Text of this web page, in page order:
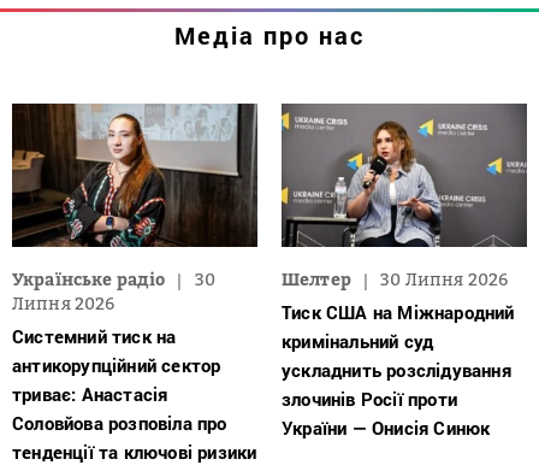
Медіа про нас
Українське радіо
30
Липня 2026
Системний тиск на
антикорупційний сектор
триває: Анастасія
Соловйова розповіла про
тенденції та ключові ризики
Шелтер 30 Липня 2026
Тиск США на Міжнародний
кримінальний суд
ускладнить розслідування
злочинів Росії проти
України — Онисія Синюк